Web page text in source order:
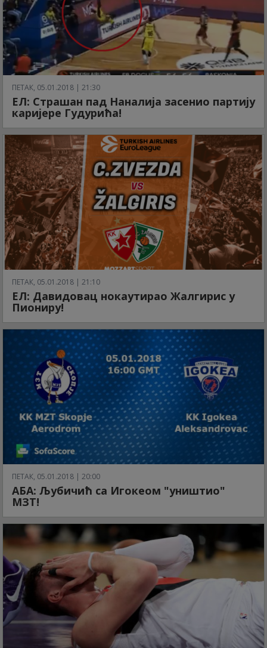
ПЕТАК, 05.01.2018 | 21:30
ЕЛ: Страшан пад Наналија засенио партију
каријере Гудурића!
ПЕТАК, 05.01.2018 | 21:10
ЕЛ: Давидовац нокаутирао Жалгирис у
Пиониру!
ПЕТАК, 05.01.2018 | 20:00
АБА: Љубичић са Игокеом "уништио"
МЗТ!